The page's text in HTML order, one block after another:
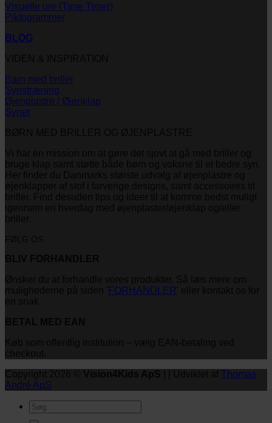
Visuelle ure (Time Timer)
Piktogrammer
BLOG
Barn med briller
Synstræning
Øjenplastre / Øjenklap
Synet
FORHANDLER
Thomas
André ApS
Søg
efter: